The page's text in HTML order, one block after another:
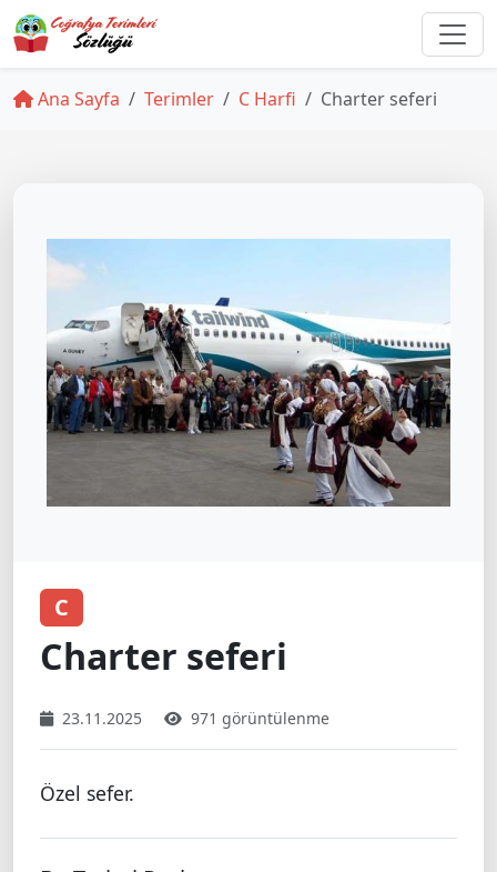
Ana Sayfa Terimler C Harfi Charter seferi
C
Charter seferi
23.11.2025 971 görüntülenme
Özel sefer.